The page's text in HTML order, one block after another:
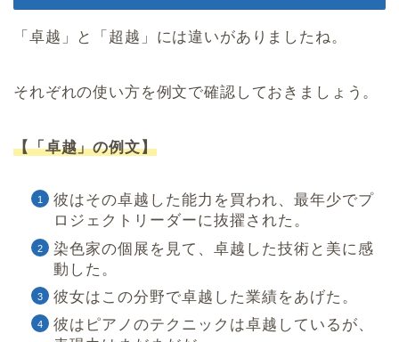
「卓越」と「超越」には違いがありましたね。
それぞれの使い方を例文で確認しておきましょう。
【「卓越」の例文】
彼はその卓越した能力を買われ、最年少でプ
ロジェクトリーダーに抜擢された。
染色家の個展を見て、卓越した技術と美に感
動した。
彼女はこの分野で卓越した業績をあげた。
彼はピアノのテクニックは卓越しているが、